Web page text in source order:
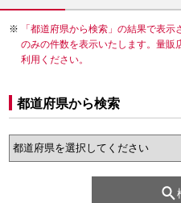
「都道府県から検索」の結果で表
のみの件数を表示いたします。量販
利用ください。
都道府県から検索